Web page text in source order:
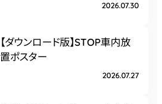
2026.07.30
【ダウンロード版】STOP車内放
置ポスター
2026.07.27